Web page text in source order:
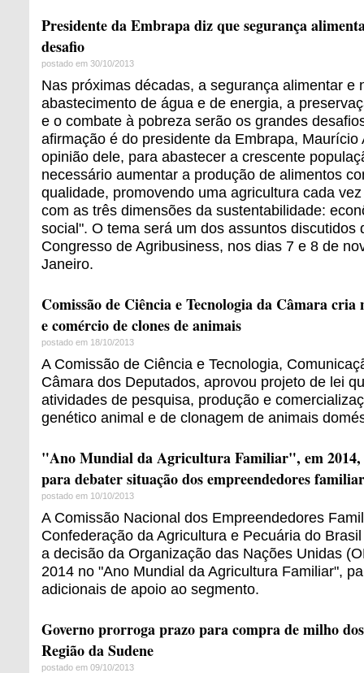
Presidente da Embrapa diz que segurança
desafio
postado em 30/10/2013
Nas próximas décadas, a segurança alimentar e
abastecimento de água e de energia, a
e o combate à pobreza serão os grandes
afirmação é do presidente da Embrapa, Maurício
opinião dele, para abastecer a crescente
necessário aumentar a produção de alimentos
qualidade, promovendo uma agricultura cada
com as três dimensões da sustentabilidade:
social". O tema será um dos assuntos discutidos
Congresso de Agribusiness, nos dias 7 e 8 de
Janeiro.
Comissão de Ciência e Tecnologia da Câmara
e comércio de clones de animais
postado em 18/10/2013
A Comissão de Ciência e Tecnologia,
Câmara dos Deputados, aprovou projeto de lei
atividades de pesquisa, produção e
genético animal e de clonagem de animais
"Ano Mundial da Agricultura Familiar", em 2014,
para debater situação dos empreendedores
postado em 10/10/2013
A Comissão Nacional dos Empreendedores
Confederação da Agricultura e Pecuária do
a decisão da Organização das Nações Unidas
2014 no "Ano Mundial da Agricultura Familiar",
adicionais de apoio ao segmento.
Governo prorroga prazo para compra de milho
Região da Sudene
postado em 09/10/2013